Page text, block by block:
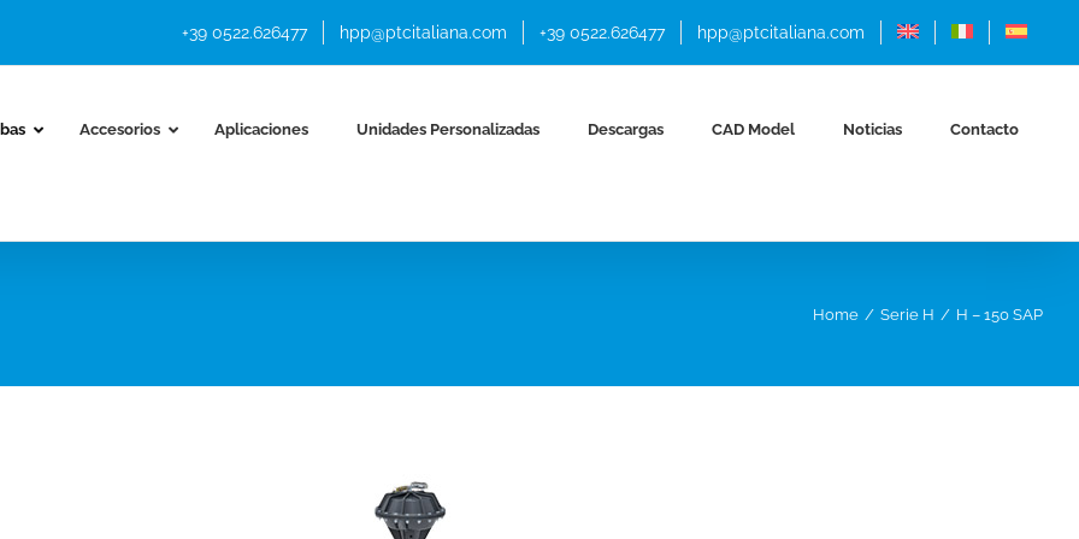
+39 0522.626477 hpp@ptcitaliana.com +39 0522.626477 hpp@ptcitaliana.com
Accesorios Aplicaciones Unidades Personalizadas Descargas CAD Model Noticias Contacto
Home Serie H H – 150 SAP